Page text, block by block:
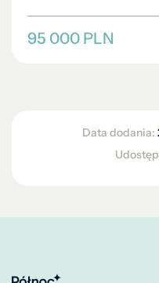
95 000 PLN
Data dodania: